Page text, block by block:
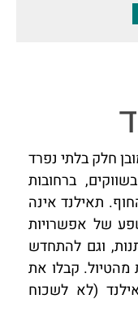
חלק בלתי נפרד
ברחובות
תאילנד אינה
של אפשרויות
וגם להתחדש
מהטיול. קבלו את
(לא לשכוח